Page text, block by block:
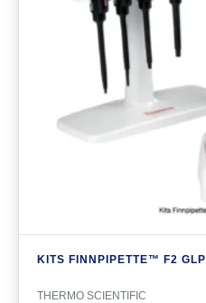
KITS FINNPIPETTE™ F2 GLP
THERMO SCIENTIFIC